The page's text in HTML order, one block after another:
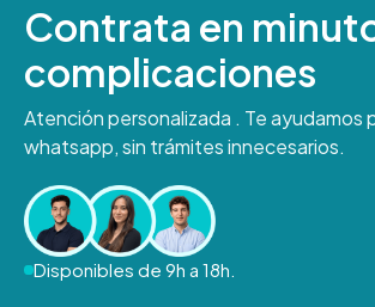
Contrata en
complicaciones
Atención personalizada . Te ayudamos
whatsapp, sin trámites innecesarios.
Disponibles de 9h a 18h.